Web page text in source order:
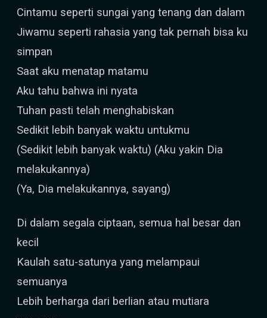
Cintamu seperti sungai yang tenang dan dalam
Jiwamu seperti rahasia yang tak pernah bisa ku
simpan
Saat aku menatap matamu
Aku tahu bahwa ini nyata
Tuhan pasti telah menghabiskan
Sedikit lebih banyak waktu untukmu
(Sedikit lebih banyak waktu) (Aku yakin Dia
melakukannya)
(Ya, Dia melakukannya, sayang)
Di dalam segala ciptaan, semua hal besar dan
kecil
Kaulah satu-satunya yang melampaui
semuanya
Lebih berharga dari berlian atau mutiara